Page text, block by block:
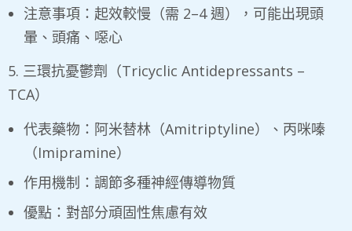
注意事項：起效較慢（需 2–4 週），可能出現頭
暈、頭痛、噁心
5. 三環抗憂鬱劑（Tricyclic Antidepressants –
TCA）
代表藥物：阿米替林（Amitriptyline）、丙咪嗪
（Imipramine）
作用機制：調節多種神經傳導物質
優點：對部分頑固性焦慮有效